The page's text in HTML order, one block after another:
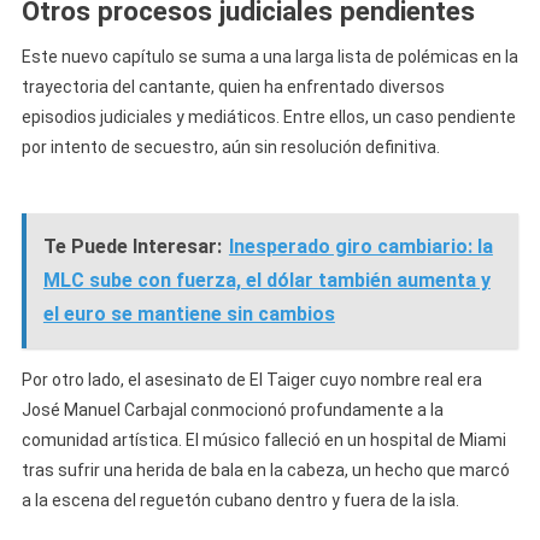
Otros procesos judiciales pendientes
Este nuevo capítulo se suma a una larga lista de polémicas en la
trayectoria del cantante, quien ha enfrentado diversos
episodios judiciales y mediáticos. Entre ellos, un caso pendiente
por intento de secuestro, aún sin resolución definitiva.
Te Puede Interesar: Inesperado giro cambiario: la
MLC sube con fuerza, el dólar también aumenta y
el euro se mantiene sin cambios
Por otro lado, el asesinato de El Taiger cuyo nombre real era
José Manuel Carbajal conmocionó profundamente a la
comunidad artística. El músico falleció en un hospital de Miami
tras sufrir una herida de bala en la cabeza, un hecho que marcó
a la escena del reguetón cubano dentro y fuera de la isla.